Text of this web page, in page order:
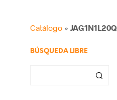
Catálogo » JAG1N1L20Q
BÚSQUEDA LIBRE